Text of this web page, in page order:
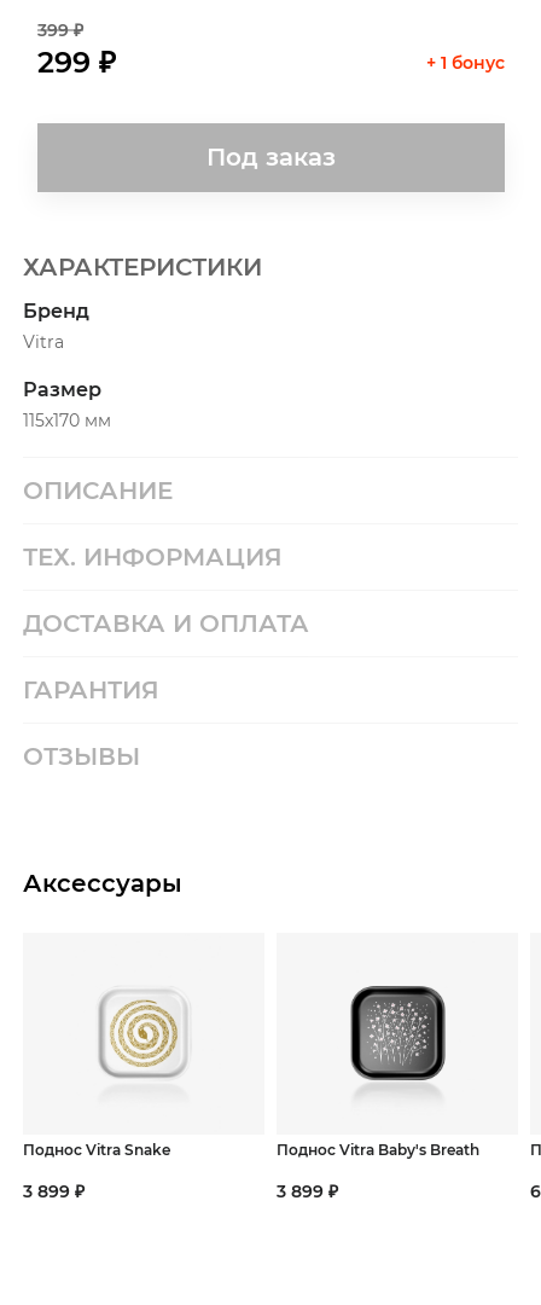
399 ₽
299 ₽ + 1 бонус
Под заказ
ХАРАКТЕРИСТИКИ
Бренд
Vitra
Размер
115х170 мм
ОПИСАНИЕ
ТЕХ. ИНФОРМАЦИЯ
ДОСТАВКА И ОПЛАТА
ГАРАНТИЯ
ОТЗЫВЫ
Аксессуары
Поднос Vitra Snake
3 899 ₽
Поднос Vitra Baby's Breath
3 899 ₽